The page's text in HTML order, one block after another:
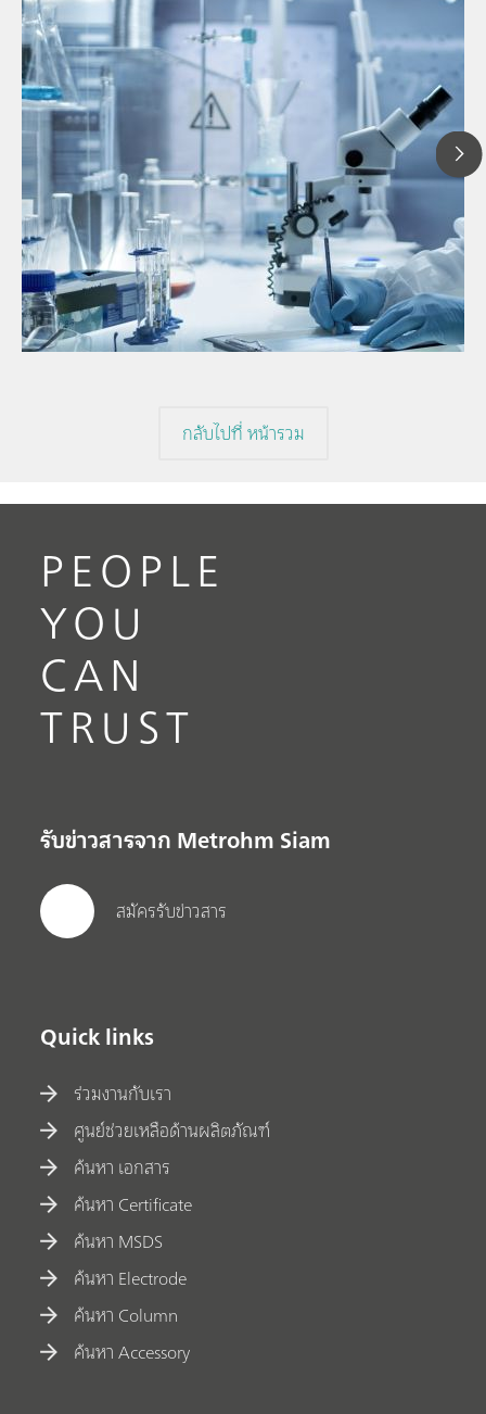
// Article
// Near-infrared spectroscopy (NIRS)
// Direct measurement
กลับไปที่ หน้ารวม
PEOPLE
YOU
CAN
TRUST
รับข่าวสารจาก Metrohm Siam
สมัครรับข่าวสาร
Quick links
ร่วมงานกับเรา
ศูนย์ช่วยเหลือด้านผลิตภัณฑ์
ค้นหา เอกสาร
ค้นหา Certificate
ค้นหา MSDS
ค้นหา Electrode
ค้นหา Column
ค้นหา Accessory